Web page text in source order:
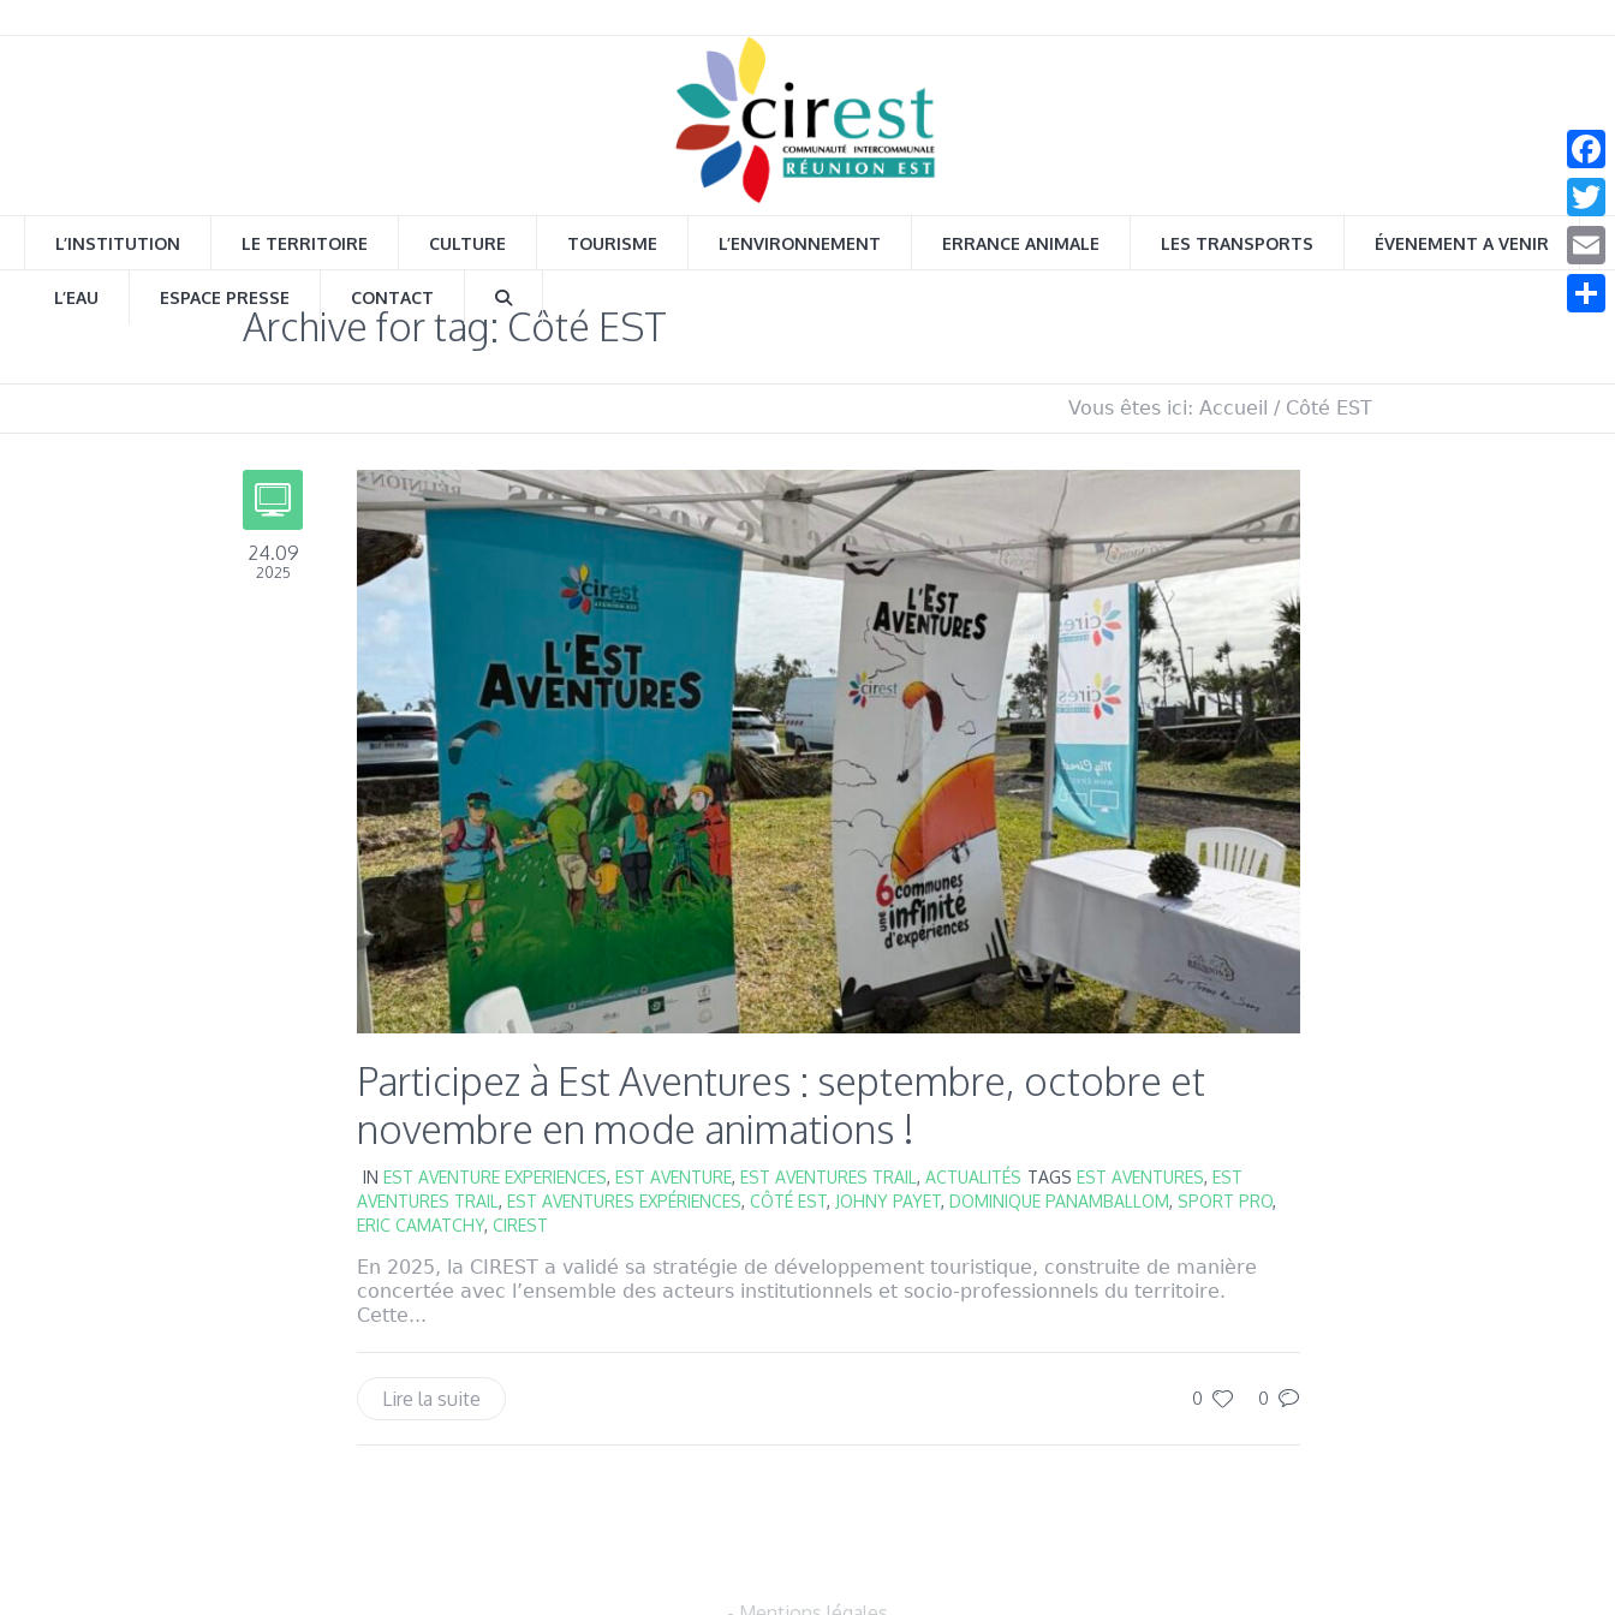
L’INSTITUTION LE TERRITOIRE CULTURE TOURISME L’ENVIRONNEMENT ERRANCE ANIMALE LES TRANSPORTS ÉVENEMENT A VENIR
L’EAU ESPACE PRESSE CONTACT
Archive for tag: Côté EST
Vous êtes ici: Accueil / Côté EST
24.09
2025
Participez à Est Aventures : septembre, octobre et
novembre en mode animations !
IN EST AVENTURE EXPERIENCES, EST AVENTURE, EST AVENTURES TRAIL , ACTUALITÉS TAGS EST AVENTURES, EST
AVENTURES TRAIL , EST AVENTURES EXPÉRIENCES, CÔTÉ EST, JOHNY PAYET, DOMINIQUE PANAMBALLOM, SPORT PRO,
ERIC CAMATCHY, CIREST
En 2025, la CIREST a validé sa stratégie de développement touristique, construite de manière
concertée avec l’ensemble des acteurs institutionnels et socio-professionnels du territoire.
Cette...
0 0
Lire la suite
Email